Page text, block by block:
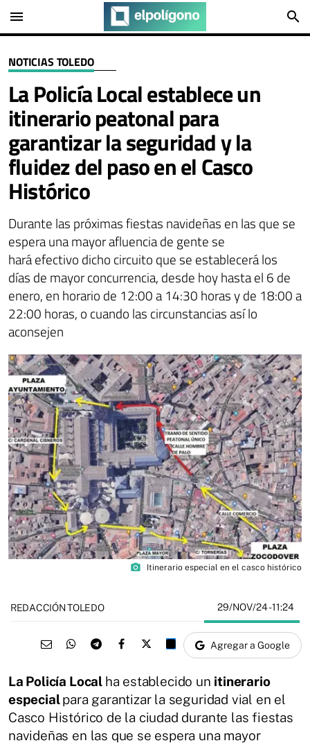
menu search
NOTICIAS TOLEDO
La Policía Local establece un
itinerario peatonal para
garantizar la seguridad y la
fluidez del paso en el Casco
Histórico
Durante las próximas fiestas navideñas en las que se
espera una mayor afluencia de gente se
hará efectivo dicho circuito que se establecerá los
días de mayor concurrencia, desde hoy hasta el 6 de
enero, en horario de 12:00 a 14:30 horas y de 18:00 a
22:00 horas, o cuando las circunstancias así lo
aconsejen
photo_camera Itinerario especial en el casco histórico
REDACCIÓN TOLEDO 29/NOV/24- 11:24
Agregar a Google
La Policía Local ha establecido un itinerario
especialpara garantizar la seguridad vial en el
Casco Histórico de la ciudad durante las fiestas
navideñas en las que se espera una mayor